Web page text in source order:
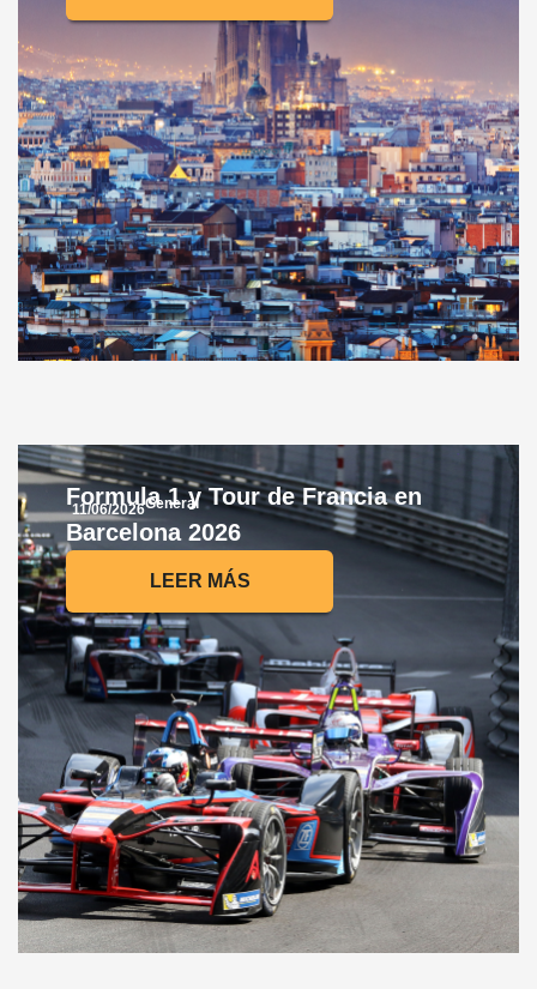
11/06/2026General
Formula 1 y Tour de Francia en
Barcelona 2026
LEER MÁS